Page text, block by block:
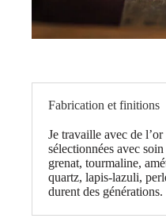
Fabrication et finitions
Je travaille avec de
sélectionnées avec
grenat, tourmaline,
quartz, lapis-lazuli,
durent des générations.